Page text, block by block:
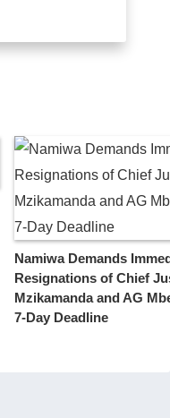
Namiwa Demands
Resignations of Chief
Mzikamanda and AG
7-Day Deadline